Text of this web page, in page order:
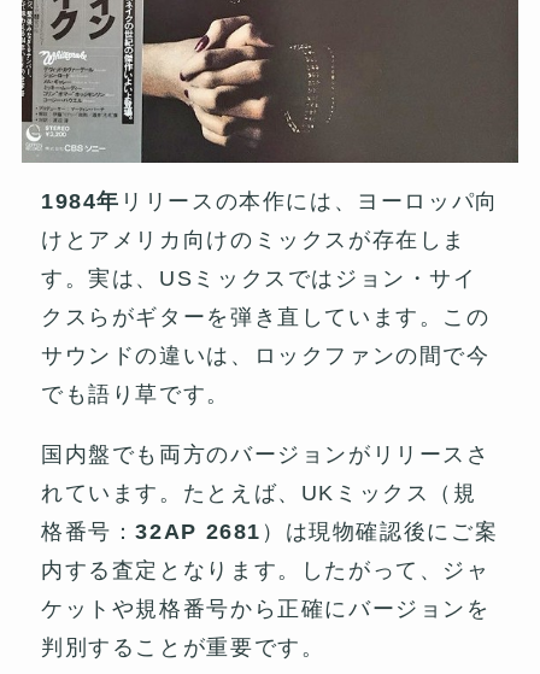
1984年 リリースの本作には、ヨーロッパ向
けとアメリカ向けのミックスが存在しま
す。実は、USミックスではジョン・サイ
クスらがギターを弾き直しています。この
サウンドの違いは、ロックファンの間で今
でも語り草です。
国内盤でも両方のバージョンがリリースさ
れています。たとえば、UKミックス（規
格番号：32AP 2681 ）は現物確認後にご案
内する査定となります。したがって、ジャ
ケットや規格番号から正確にバージョンを
判別することが重要です。